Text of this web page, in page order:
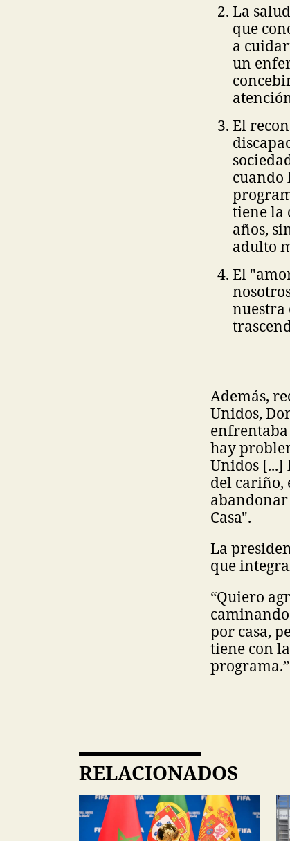
La
que
a
un
El
cuando
tiene la
años,
adulto
El
nuestra
Además,
Unidos,
enfrentaba
hay
Unidos [...]
del cariño,
abandonar
Casa".
La
que
“Quiero
por casa,
tiene con
programa.”
RELACIONADOS